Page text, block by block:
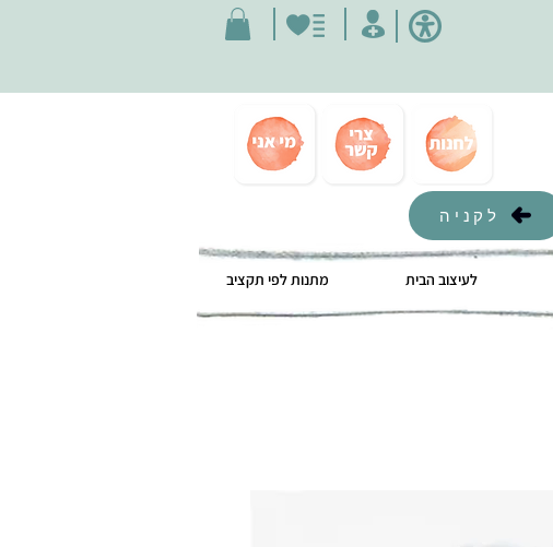
לקניה
לעיצוב הבית מתנות לפי תקציב